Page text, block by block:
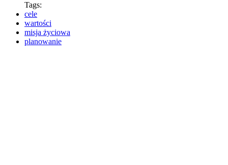
Tags:
cele
wartości
misja życiowa
planowanie